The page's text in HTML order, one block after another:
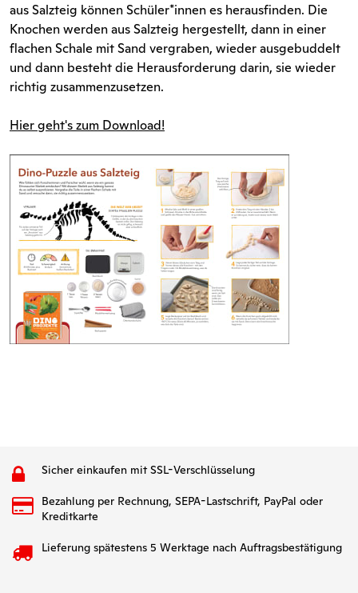
aus Salzteig können Schüler*innen es herausfinden. Die
Knochen werden aus Salzteig hergestellt, dann in einer
flachen Schale mit Sand vergraben, wieder ausgebuddelt
und dann besteht die Herausforderung darin, sie wieder
richtig zusammenzusetzen.
Hier geht's zum Download!
Sicher einkaufen mit SSL-Verschlüsselung
Bezahlung per Rechnung, SEPA-Lastschrift, PayPal oder
Kreditkarte
Lieferung spätestens 5 Werktage nach Auftragsbestätigung